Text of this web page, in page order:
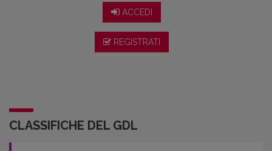
ACCEDI
REGISTRATI
CLASSIFICHE DEL GDL